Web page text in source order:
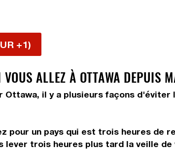
+1)
ALLEZ À OTTAWA DEPUIS
Ottawa, il y a plusieurs façons d'éviter
pour un pays qui est trois heures de
lever trois heures plus tard la veille